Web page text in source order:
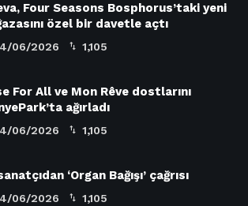
Four Seasons Bosphorus’taki yeni
özel bir davetle açtı
06/2026 1,105
For All ve Mon Rêve dostlarını
ağırladı
06/2026 1,105
‘Organ Bağışı’ çağrısı
06/2026 1,105